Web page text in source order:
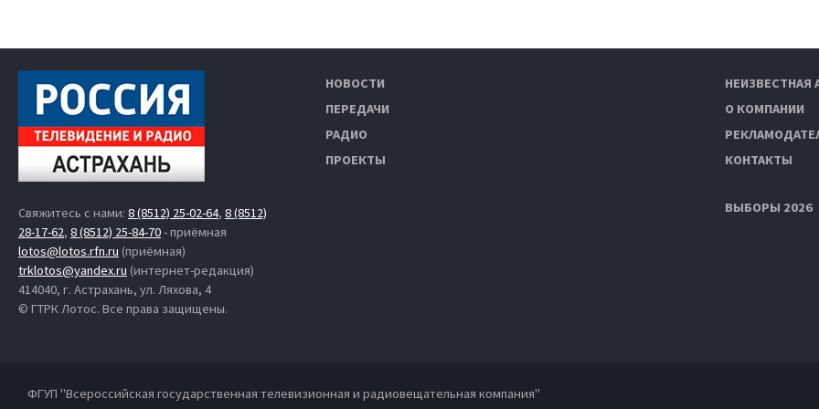
Свяжитесь с нами: 8 (8512) 25-02-64, 8 (8512)
28-17-62, 8 (8512) 25-84-70- приёмная
lotos@lotos.rfn.ru (приёмная)
trklotos@yandex.ru (интернет-редакция)
414040, г. Астрахань, ул. Ляхова, 4
© ГТРК Лотос. Все права защищены.
НОВОСТИ
ПЕРЕДАЧИ
РАДИО
ПРОЕКТЫ
НЕИЗВЕСТНАЯ
О КОМПАНИИ
КОНТАКТЫ
ВЫБОРЫ 2026
ФГУП "Всероссийская государственная телевизионная и радиовещательная компания"